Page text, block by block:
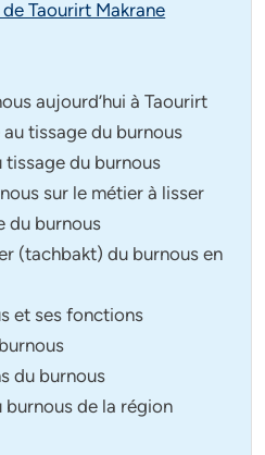
Taourirt Makrane
aujourd’hui à Taourirt
tissage du burnous
du burnous
sur le métier à lisser
du burnous
(tachbakt) du burnous en
et ses fonctions
du burnous
de la région